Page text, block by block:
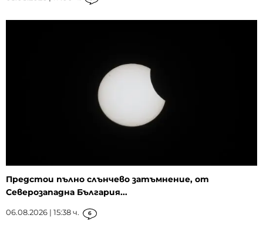
Предстои пълно слънчево затъмнение, от
Северозападна България...
06.08.2026 | 15:38 ч. 6